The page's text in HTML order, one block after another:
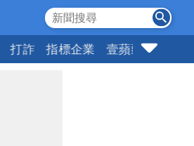
打詐 指標企業 壹蘋頭家